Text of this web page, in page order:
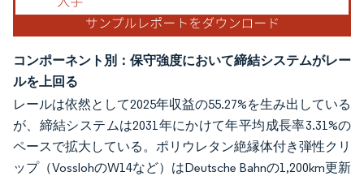
コンポーネント別：保守強度において締結システムがレー
ルを上回る
レールは依然として2025年収益の55.27%を生み出している
が、締結システムは2031年にかけて年平均成長率3.31%の
ペースで拡大している。ポリウレタン絶縁体付き弾性クリ
ップ（VosslohのW14など）はDeutsche Bahnの1,200km更新